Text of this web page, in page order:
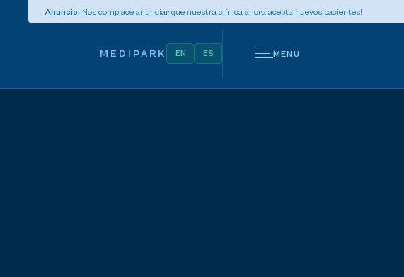
Anuncio:¡Nos complace anunciar que nuestra clínica ahora acepta nuevos pacientes!
MEDIPARK EN ES MENÚ